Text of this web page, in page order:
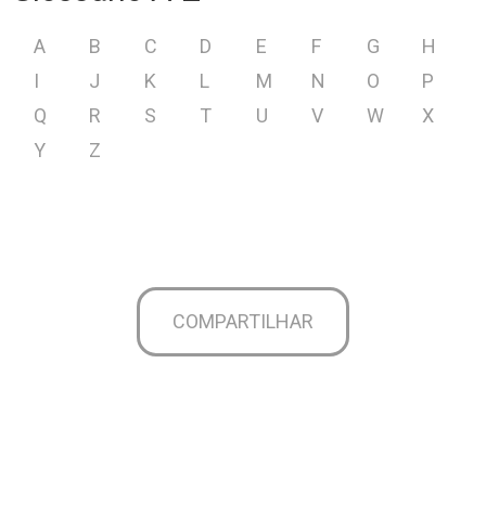
A B C D E F G
H
I
J K L M N O
P
Q
R S T U V W
X
Y
Z
COMPARTILHAR